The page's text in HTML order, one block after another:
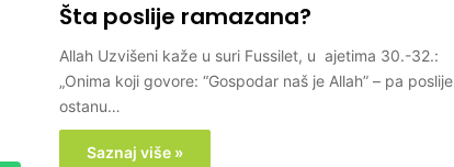
Šta poslije ramazana?
Allah Uzvišeni kaže u suri Fussilet, u ajetima 30.-32.:
„Onima koji govore: “Gospodar naš je Allah” – pa poslije
ostanu…
Saznaj više »